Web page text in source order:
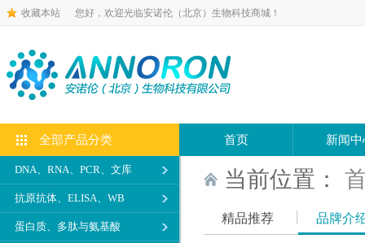
收藏本站 您好，欢迎光临安诺伦（北京）生物科技商城！
全部产品分类
DNA、RNA、PCR、文库
抗原抗体、ELISA、WB
蛋白质、多肽与氨基酸
首页 新闻中
当前位置：
精品推荐 品牌介